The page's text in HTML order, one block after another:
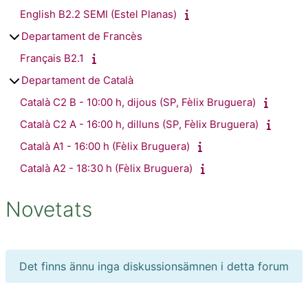
English B2.2 SEMI (Estel Planas)
Departament de Francès
Français B2.1
Departament de Català
Català C2 B - 10:00 h, dijous (SP, Fèlix Bruguera)
Català C2 A - 16:00 h, dilluns (SP, Fèlix Bruguera)
Català A1 - 16:00 h (Fèlix Bruguera)
Català A2 - 18:30 h (Fèlix Bruguera)
Novetats
Det finns ännu inga diskussionsämnen i detta forum